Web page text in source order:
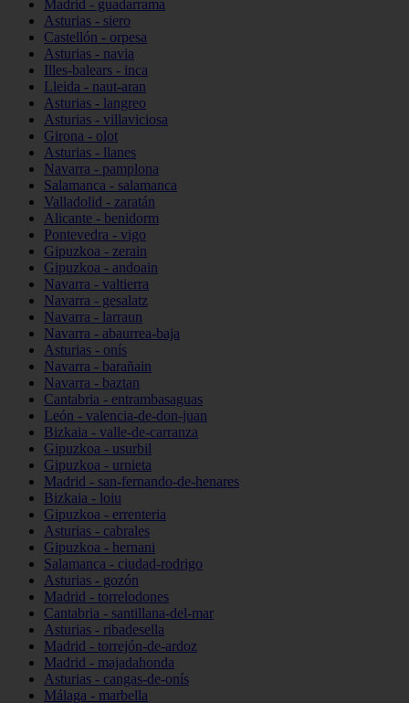
Madrid - guadarrama
Asturias - siero
Castellón - orpesa
Asturias - navia
Illes-balears - inca
Lleida - naut-aran
Asturias - langreo
Asturias - villaviciosa
Girona - olot
Asturias - llanes
Navarra - pamplona
Salamanca - salamanca
Valladolid - zaratán
Alicante - benidorm
Pontevedra - vigo
Gipuzkoa - zerain
Gipuzkoa - andoain
Navarra - valtierra
Navarra - gesalatz
Navarra - larraun
Navarra - abaurrea-baja
Asturias - onís
Navarra - barañain
Navarra - baztan
Cantabria - entrambasaguas
León - valencia-de-don-juan
Bizkaia - valle-de-carranza
Gipuzkoa - usurbil
Gipuzkoa - urnieta
Madrid - san-fernando-de-henares
Bizkaia - loiu
Gipuzkoa - errenteria
Asturias - cabrales
Gipuzkoa - hernani
Salamanca - ciudad-rodrigo
Asturias - gozón
Madrid - torrelodones
Cantabria - santillana-del-mar
Asturias - ribadesella
Madrid - torrejón-de-ardoz
Madrid - majadahonda
Asturias - cangas-de-onís
Málaga - marbella